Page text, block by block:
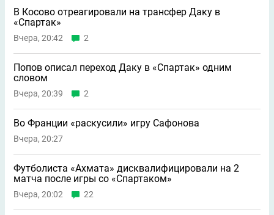
В Косово отреагировали на трансфер Даку в
«Спартак»
Вчера, 20:42 2
Попов описал переход Даку в «Спартак» одним
словом
Вчера, 20:39 2
Во Франции «раскусили» игру Сафонова
Вчера, 20:27
Футболиста «Ахмата» дисквалифицировали на 2
матча после игры со «Спартаком»
Вчера, 20:02 22